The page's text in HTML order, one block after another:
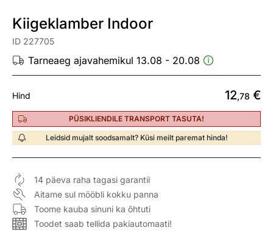
Kiigeklamber Indoor
ID 227705
Tarneaeg ajavahemikul 13.08 - 20.08
Hind 12,78 €
PÜSIKLIENDILE TRANSPORT TASUTA!
Leidsid mujalt soodsamalt? Küsi meilt paremat hinda!
14 päeva raha tagasi garantii
Aitame sul mööbli kokku panna
Toome kauba sinuni ka õhtuti
Toodet saab tellida pakiautomaati!